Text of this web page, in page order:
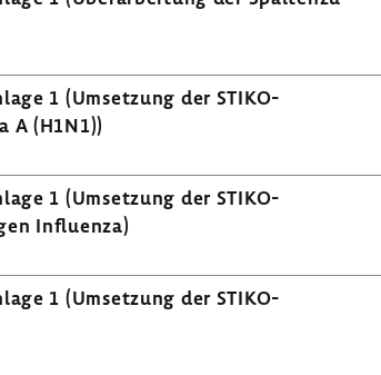
1 (Umset­zung der STIKO-​
A (H1N1))
1 (Umset­zung der STIKO-​
Influ­enza)
1 (Umset­zung der STIKO-​